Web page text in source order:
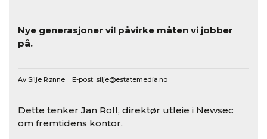
Nye generasjoner vil påvirke måten vi jobber
på.
Av Silje Rønne E-post: silje@estatemedia.no
Dette tenker Jan Roll, direktør utleie i Newsec
om fremtidens kontor.